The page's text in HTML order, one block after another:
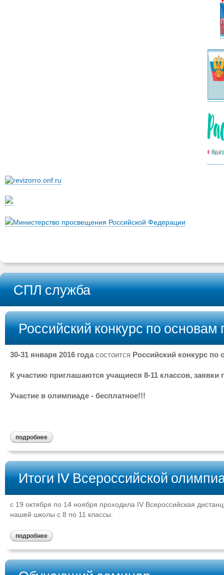
Министерство просвещения Российской Федерации
СПЛ служба
Российский конкурс по основам
30-31 января 2016 годасостоится Российский конкурс по
К участию приглашаются учащиеся 8-11 классов, заявки
Участие в олимпиаде - бесплатное!!!
подробнее
Итоги IV Всероссийской
с 19 октября по 14 ноября проходила IV Всероссийская
нашей школы с 8 по 11 классы.
подробнее